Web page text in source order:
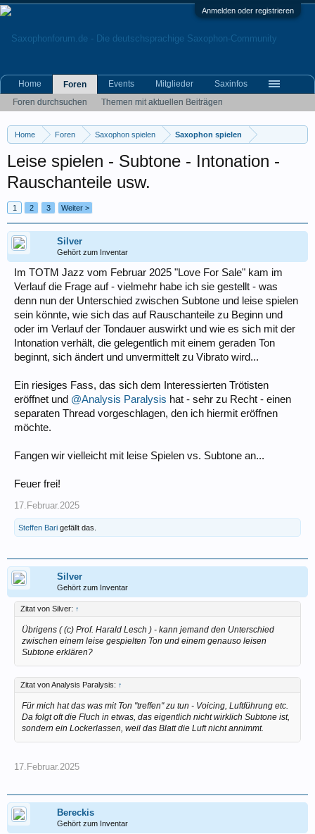
Anmelden oder registrieren
Home Foren Saxophon spielen Saxophon spielen
Leise spielen - Subtone - Intonation -
Rauschanteile usw.
1 2 3 Weiter >
Silver
Gehört zum Inventar
Im TOTM Jazz vom Februar 2025 "Love For Sale" kam im
Verlauf die Frage auf - vielmehr habe ich sie gestellt - was
denn nun der Unterschied zwischen Subtone und leise spielen
sein könnte, wie sich das auf Rauschanteile zu Beginn und
oder im Verlauf der Tondauer auswirkt und wie es sich mit der
Intonation verhält, die gelegentlich mit einem geraden Ton
beginnt, sich ändert und unvermittelt zu Vibrato wird...
Ein riesiges Fass, das sich dem Interessierten Trötisten
eröffnet und @Analysis Paralysis hat - sehr zu Recht - einen
separaten Thread vorgeschlagen, den ich hiermit eröffnen
möchte.
Fangen wir vielleicht mit leise Spielen vs. Subtone an...
Feuer frei!
17.Februar.2025
Steffen Bari gefällt das.
Silver
Gehört zum Inventar
Zitat von Silver: ↑
Übrigens ( (c) Prof. Harald Lesch ) - kann jemand den Unterschied
zwischen einem leise gespielten Ton und einem genauso leisen
Subtone erklären?
Zitat von Analysis Paralysis: ↑
Für mich hat das was mit Ton "treffen" zu tun - Voicing, Luftführung etc.
Da folgt oft die Fluch in etwas, das eigentlich nicht wirklich Subtone ist,
sondern ein Lockerlassen, weil das Blatt die Luft nicht annimmt.
17.Februar.2025
Bereckis
Gehört zum Inventar
Home
Foren
Foren durchsuchen
Themen mit aktuellen Beiträgen
Events Mitglieder Saxinfos